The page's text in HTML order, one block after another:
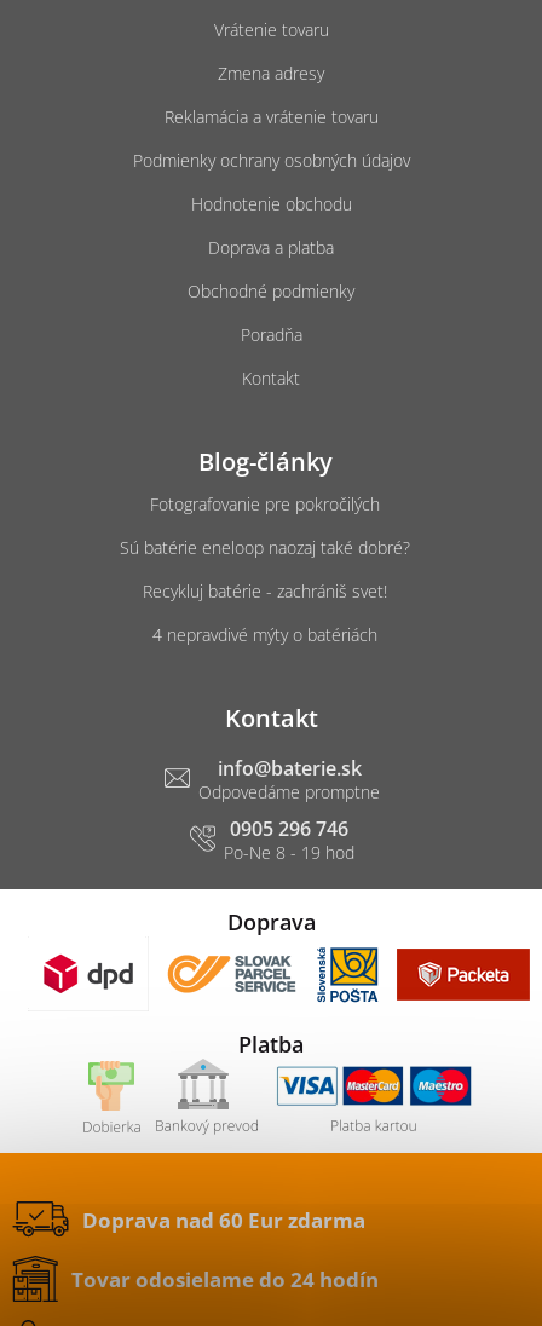
Vrátenie tovaru
Zmena adresy
Reklamácia a vrátenie tovaru
Podmienky ochrany osobných údajov
Hodnotenie obchodu
Doprava a platba
Obchodné podmienky
Poradňa
Kontakt
Blog-články
Fotografovanie pre pokročilých
Sú batérie eneloop naozaj také dobré?
Recykluj batérie - zachrániš svet!
4 nepravdivé mýty o batériách
Kontakt
info@baterie.sk
0905 296 746
Doprava
Platba
Doprava nad 60 Eur zdarma
Tovar odosielame do 24 hodín